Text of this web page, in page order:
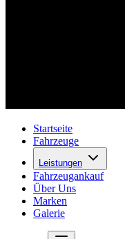
Startseite
Fahrzeuge
Leistungen
Fahrzeugankauf
Über Uns
Marken
Galerie